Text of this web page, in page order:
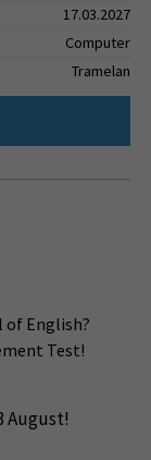
17.03.2027
Computer
Tramelan
of English?
Test!
August!